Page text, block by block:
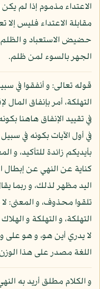
الاعتداء مذموم إذا لم يكن
مقابلة الاعتداء فليس إلا
حضيض الاستعباد و الظلم
الجهر بالسوء لمن ظلم.
قوله تعالى: و أنفقوا في
التهلكة، أمر بإنفاق المال
في تقييد الإنفاق هاهنا
في أول الآيات بكونه في سبيل
بأيديكم زائدة للتأكيد، و
كناية عن النهي عن إبطال
اليد مظهر لذلك، و ربما
تلقوا محذوف، و المعنى:
التهلكة، و التهلكة و
لا يدري أين هو، و هو
اللغة مصدر على هذا
و الكلام مطلق أريد به